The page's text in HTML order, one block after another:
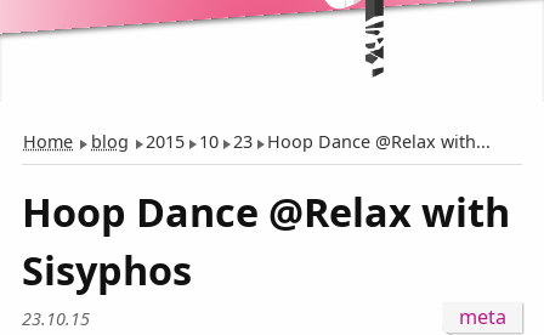
Home blog 2015 10 23 Hoop Dance @Relax with...
Hoop Dance @Relax with
Sisyphos
23.10.15